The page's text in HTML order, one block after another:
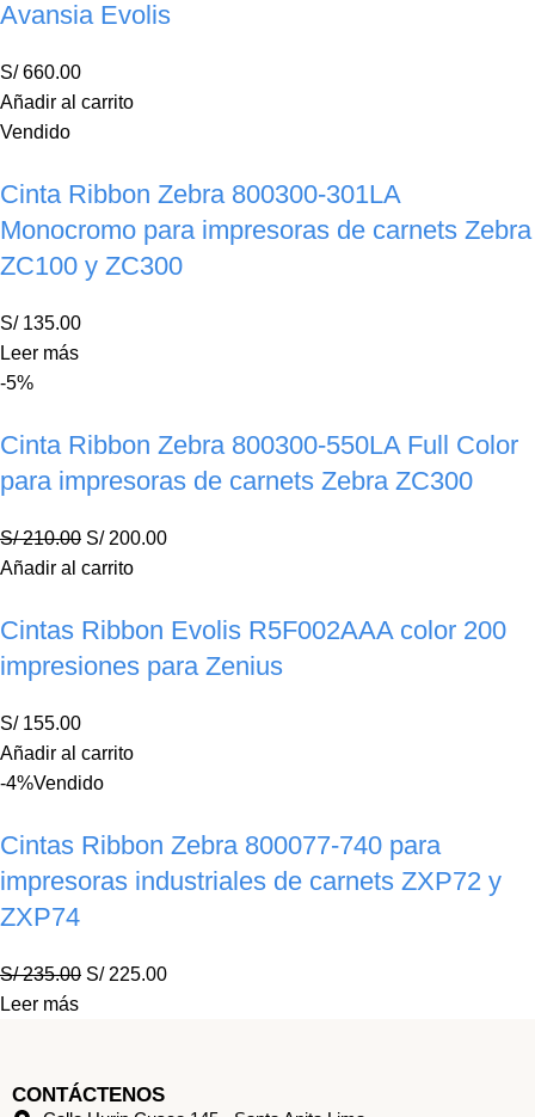
Avansia Evolis
S/660.00
Añadir al carrito
Vendido
Cinta Ribbon Zebra 800300-301LA
Monocromo para impresoras de carnets Zebra
ZC100 y ZC300
S/135.00
Leer más
-5%
Cinta Ribbon Zebra 800300-550LA Full Color
para impresoras de carnets Zebra ZC300
S/210.00 S/200.00
Añadir al carrito
Cintas Ribbon Evolis R5F002AAA color 200
impresiones para Zenius
S/155.00
Añadir al carrito
-4%Vendido
Cintas Ribbon Zebra 800077-740 para
impresoras industriales de carnets ZXP72 y
ZXP74
S/235.00 S/225.00
Leer más
CONTÁCTENOS